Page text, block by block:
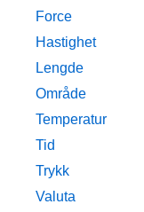
Force
Hastighet
Lengde
Område
Temperatur
Tid
Trykk
Valuta